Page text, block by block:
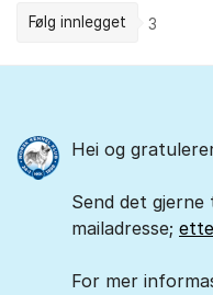
Følg innlegget 3
Hei og
Send det
mailadresse;
For mer